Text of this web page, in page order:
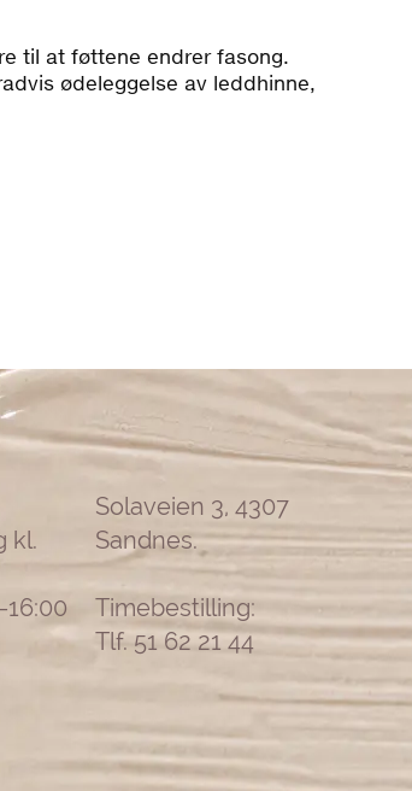
til at føttene endrer fasong.
ødeleggelse av leddhinne,
kl.
Solaveien 3, 4307
Sandnes.
Timebestilling:
Tlf. 51 62 21 44